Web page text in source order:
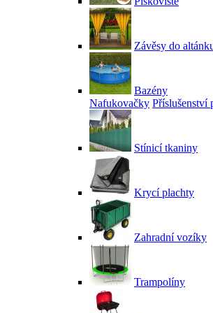
Závěsy do
Bazény
Nafukovačky Příslušenství
Stínicí tkaniny
Krycí plachty
Zahradní vozíky
Trampolíny